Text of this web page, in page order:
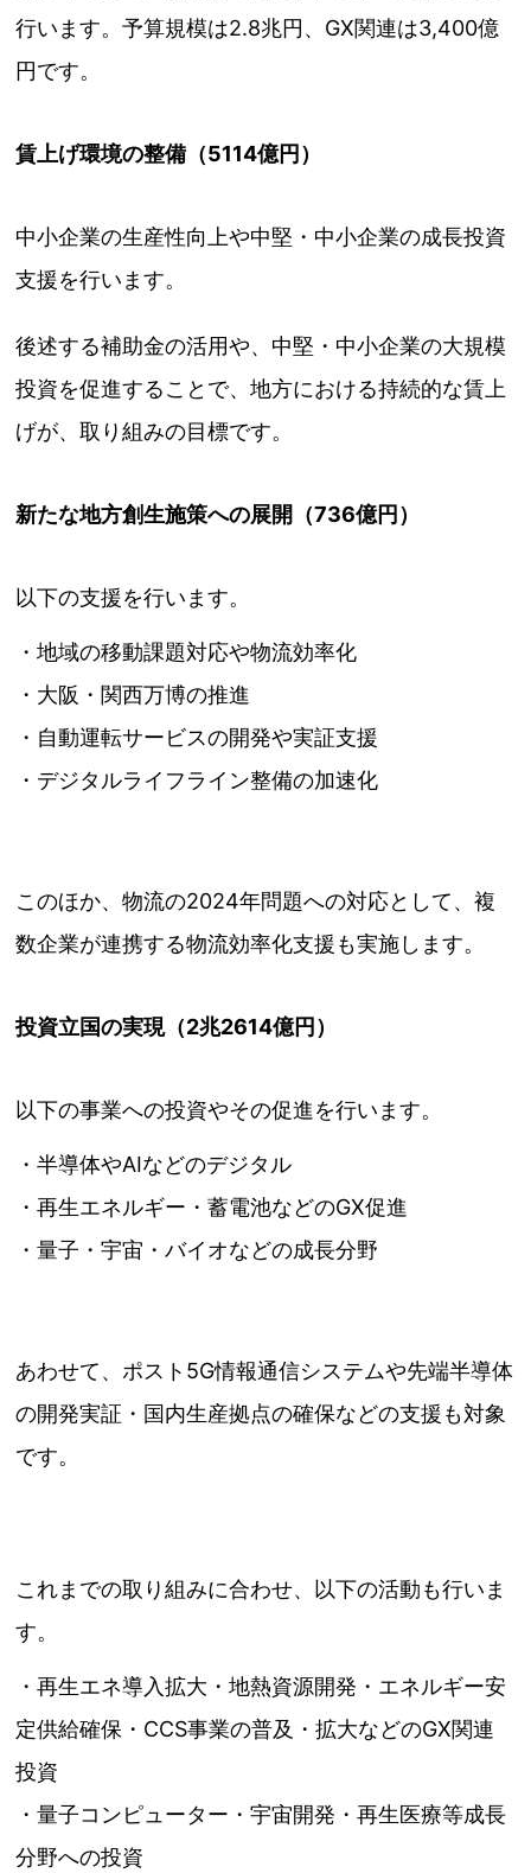
行います。予算規模は2.8兆円、GX関連は3,400億
円です。
賃上げ環境の整備（5114億円）
中小企業の生産性向上や中堅・中小企業の成長投資
支援を行います。
後述する補助金の活用や、中堅・中小企業の大規模
投資を促進することで、地方における持続的な賃上
げが、取り組みの目標です。
新たな地方創生施策への展開（736億円）
以下の支援を行います。
・地域の移動課題対応や物流効率化
・大阪・関西万博の推進
・自動運転サービスの開発や実証支援
・デジタルライフライン整備の加速化
このほか、物流の2024年問題への対応として、複
数企業が連携する物流効率化支援も実施します。
投資立国の実現（2兆2614億円）
以下の事業への投資やその促進を行います。
・半導体やAIなどのデジタル
・再生エネルギー・蓄電池などのGX促進
・量子・宇宙・バイオなどの成長分野
あわせて、ポスト5G情報通信システムや先端半導体
の開発実証・国内生産拠点の確保などの支援も対象
です。
これまでの取り組みに合わせ、以下の活動も行いま
す。
・再生エネ導入拡大・地熱資源開発・エネルギー安
定供給確保・CCS事業の普及・拡大などのGX関連
投資
・量子コンピューター・宇宙開発・再生医療等成長
分野への投資